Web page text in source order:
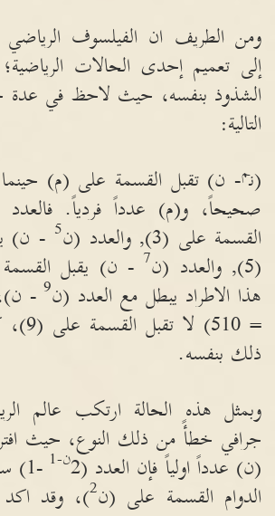
ومن الطريف ان الفيلسوف الرياضي
إلى تعميم إحدى الحالات
الشذوذ بنفسه، حيث لاحظ في عدة
التالية:
(نم- ن)تقبل القسمة على (م)
صحيحاً، و(م) عدداً فردياً.فالعدد
القسمة على (3), والعدد (ن5
- ن)
(5),
والعدد (ن7
- ن) يقبل
هذا الاطراد يبطل مع العدد (ن9
- ن)
= 510)
لا تقبل القسمة على (9) ،
ذلك بنفسه.
وبمثل هذه الحالة ارتكب عالم
جرافي خطأً من ذلك النوع، حيث
(ن) عدداً اولياً فإن العدد (2 ن-1
-1)
الدوام القسمة على (ن2
)، وقد اكد